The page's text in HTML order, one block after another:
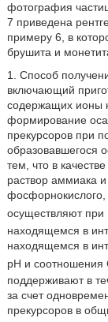
фотография
7 приведена
примеру 6, в
брушита и
1. Способ
включающий
содержащих ионы
формирование
прекурсоров при
образовавшегося
тем, что в
раствор аммиака
фосфорнокислого,
осуществляют
находящемся в
находящемся в
рН и соотношения
поддерживают в
за счет
прекурсоров в